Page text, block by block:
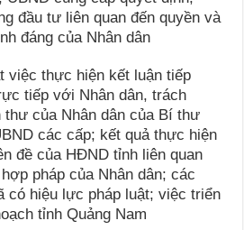
đầu tư liên quan đến quyền và
đáng của Nhân dân
việc thực hiện kết luận tiếp
tiếp với Nhân dân, trách
thư của Nhân dân của Bí thư
các cấp; kết quả thực hiện
đề của HĐND tỉnh liên quan
pháp của Nhân dân; các
có hiệu lực pháp luật; việc triển
tỉnh Quảng Nam